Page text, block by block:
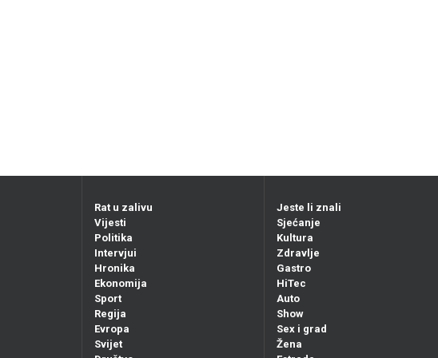
Rat u zalivu
Vijesti
Politika
Intervjui
Hronika
Ekonomija
Sport
Regija
Evropa
Svijet
Jeste li znali
Sjećanje
Kultura
Zdravlje
Gastro
HiTec
Auto
Show
Sex i grad
Žena